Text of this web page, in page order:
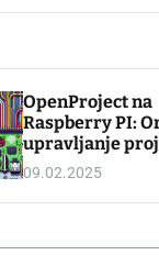
OpenProject na
Raspberry PI:
upravljanje
odprto kodo
09.02.2025